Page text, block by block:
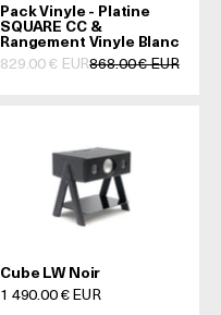
Pack Vinyle - Platine
SQUARE CC &
Rangement Vinyle Blanc
Prix de vente
829.00 € EURPrix normal
868.00 € EUR
Cube LW Noir
Prix de vente
1 490.00 € EUR